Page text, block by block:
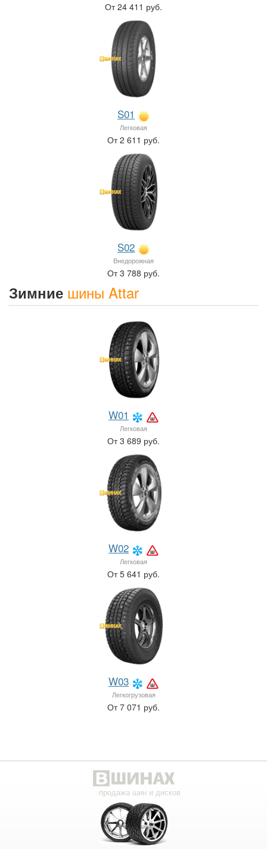
От 24 411 руб.
S01
Легковая
От 2 611 руб.
S02
Внедорожная
От 3 788 руб.
Зимние шины Attar
W01
Легковая
От 3 689 руб.
W02
Легковая
От 5 641 руб.
W03
Легкогрузовая
От 7 071 руб.
продажа шин и дисков